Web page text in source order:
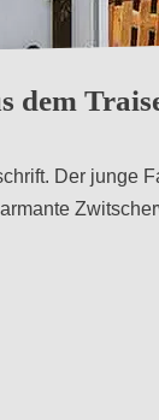
dem
Der junge